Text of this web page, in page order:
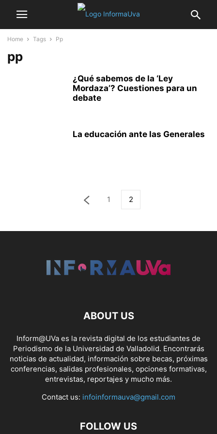
Home Tags Pp
pp
¿Qué sabemos de la ‘Ley
Mordaza’? Cuestiones para un
debate
La educación ante las Generales
1 2
ABOUT US
Inform@UVa es la revista digital de los estudiantes de
Periodismo de la Universidad de Valladolid. Encontrarás
noticias de actualidad, información sobre becas, próximas
conferencias, salidas profesionales, opciones formativas,
entrevistas, reportajes y mucho más.
Contact us: infoinformauva@gmail.com
FOLLOW US